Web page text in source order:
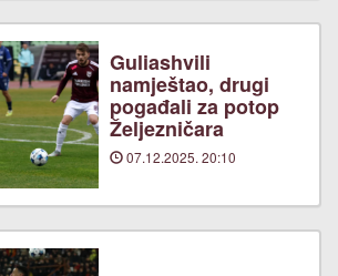
Guliashvili
namještao, drugi
pogađali za potop
Željezničara
07.12.2025. 20:10